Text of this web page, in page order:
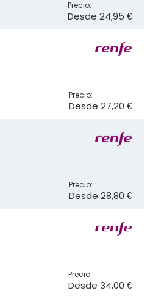
Precio:
Desde 24,95 €
Precio:
Desde 27,20 €
Precio:
Desde 28,80 €
Precio:
Desde 34,00 €